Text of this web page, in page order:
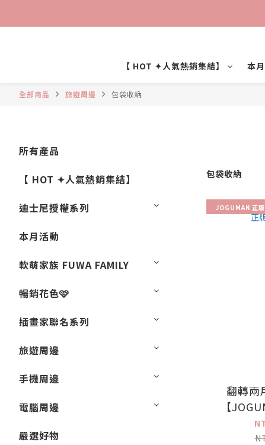
【 HOT ✦人氣熱銷集結】 本
全部商品 旅遊周邊 包袋收納
所有產品
【 HOT ✦人氣熱銷集結】
迪士尼授權系列
本月活動
軟萌家族 FUWA FAMILY
暢銷花色🩷
插畫家聯名系列
旅遊周邊
手機周邊
電腦周邊
嚴選好物
包袋收納
JOGUMAN 正
翻轉兩
【